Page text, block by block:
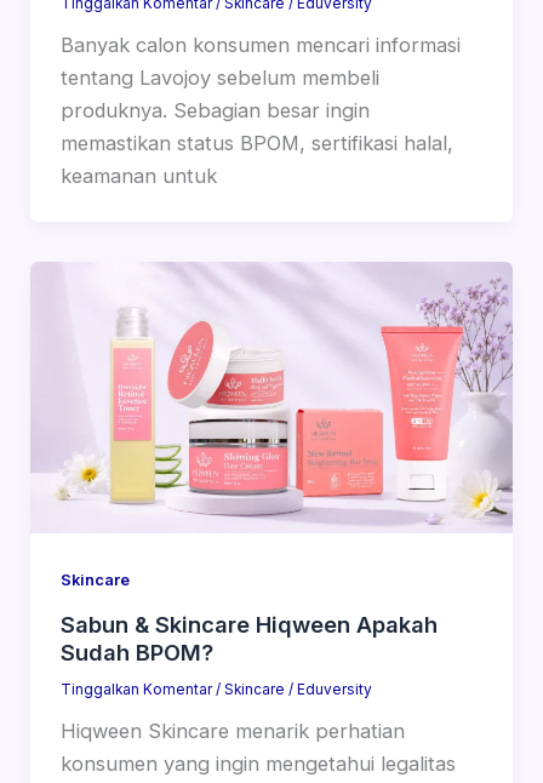
Banyak calon konsumen mencari informasi
tentang Lavojoy sebelum membeli
produknya. Sebagian besar ingin
memastikan status BPOM, sertifikasi halal,
keamanan untuk
Skincare
Sabun & Skincare Hiqween Apakah
Sudah BPOM?
Tinggalkan Komentar / Skincare / Eduversity
Hiqween Skincare menarik perhatian
konsumen yang ingin mengetahui legalitas